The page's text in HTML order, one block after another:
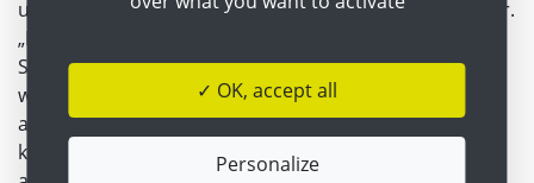
und Apps gewöhnt, dennoch sei das Lernfeld schwerer.
„Den Stoff bekommt man nicht erklärt so wie in der
Schule, man muss es sich selbst beibringen. Ich finde
wir müssen mehr lernen und dadurch braucht man
auch mehr Zeit, dass man den Stoff versteht“,
kommentiert Gabriel. So wie wahrscheinlich viele
✓ OK, accept all
Personalize